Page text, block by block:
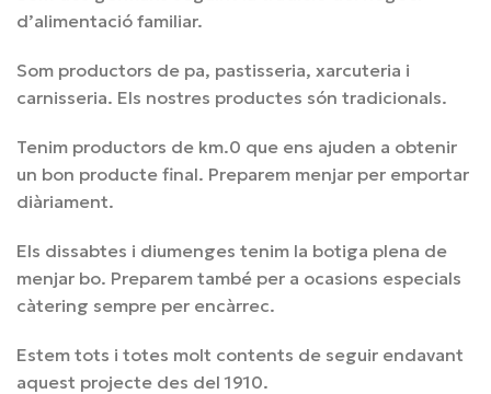
d’alimentació familiar.
Som productors de pa, pastisseria, xarcuteria i
carnisseria. Els nostres productes són tradicionals.
Tenim productors de km.0 que ens ajuden a obtenir
un bon producte final. Preparem menjar per emportar
diàriament.
Els dissabtes i diumenges tenim la botiga plena de
menjar bo. Preparem també per a ocasions especials
càtering sempre per encàrrec.
Estem tots i totes molt contents de seguir endavant
aquest projecte des del 1910.